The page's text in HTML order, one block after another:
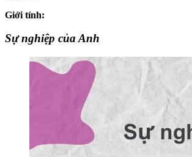
Giới tính:
Sự nghiệp của Anh